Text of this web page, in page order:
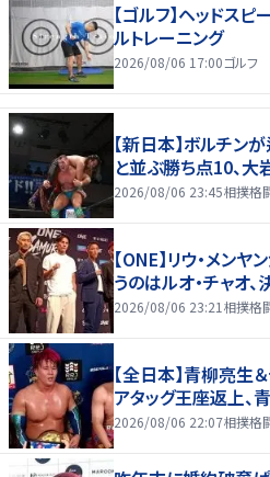
【ゴルフ】ヘッドス
ルトレーニング
2026/08/06 17:00ゴルフ
【新日本】ボルチン
と並ぶ勝ち点10、
2026/08/06 23:45相撲格
【ONE】リウ・メン
うのはルオ・チャオ
2026/08/06 23:21 相撲格
【全日本】青柳亮生
アタッグ王座返上、
2026/08/06 22:07相撲格